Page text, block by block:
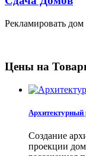
Рекламировать
Цены на
Архитектурный
Создание
проекции